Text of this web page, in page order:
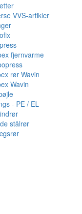
VVS-artikler
fjernvarme
rør Wavin
Wavin
- PE / EL
stålrør